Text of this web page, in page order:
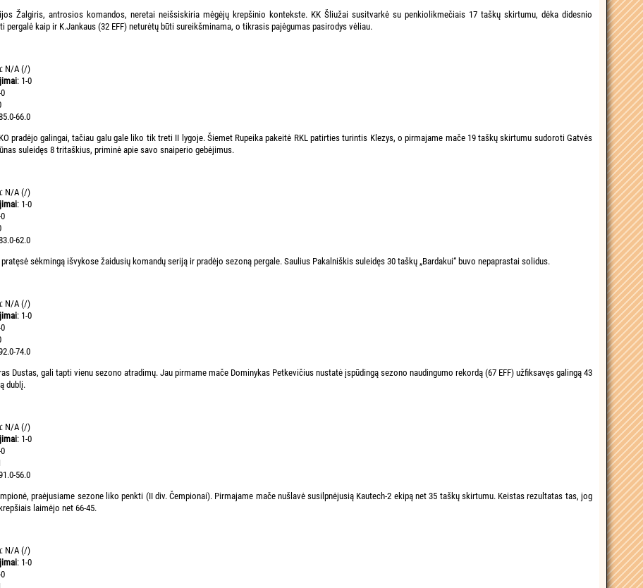
Žalgiris, antrosios komandos, neretai neišsiskiria mėgėjų krepšinio kontekste. KK Šliužai susitvarkė su penkiolikmečiais 17 taškų skirtumu, dėka didesnio
pergalė kaip ir K.Jankaus (32 EFF) neturėtų būti sureikšminama, o tikrasis pajėgumas pasirodys vėliau.
: N/A (/)
: 1-0
66.0
pradėjo galingai, tačiau galu gale liko tik treti II lygoje. Šiemet Rupeika pakeitė RKL patirties turintis Klezys, o pirmajame mače 19 taškų skirtumu sudoroti Gatvės
suleidęs 8 tritaškius, priminė apie savo snaiperio gebėjimus.
: N/A (/)
: 1-0
62.0
sėkmingą išvykose žaidusių komandų seriją ir pradėjo sezoną pergale. Saulius Pakalniškis suleidęs 30 taškų „Bardakui“ buvo nepaprastai solidus.
: N/A (/)
: 1-0
74.0
Dustas, gali tapti vienu sezono atradimų. Jau pirmame mače Dominykas Petkevičius nustatė įspūdingą sezono naudingumo rekordą (67 EFF) užfiksavęs galingą 43
dublį.
: N/A (/)
: 1-0
56.0
praėjusiame sezone liko penkti (II div. Čempionai). Pirmajame mače nušlavė susilpnėjusią Kautech-2 ekipą net 35 taškų skirtumu. Keistas rezultatas tas, jog
laimėjo net 66-45.
: N/A (/)
: 1-0